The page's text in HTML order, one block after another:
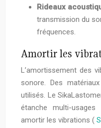
Rideaux
transmission du
fréquences.
Amortir les
L’amortissement des
sonore. Des
utilisés. Le
étanche multi-
amortir les vibrations (